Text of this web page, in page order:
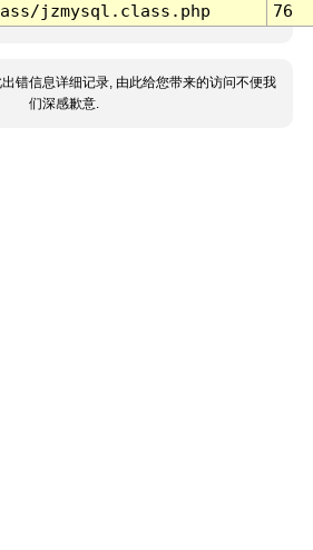
jzmysql.class.php 76
错信息详细记录, 由此给您带来的访问不便我
们深感歉意.